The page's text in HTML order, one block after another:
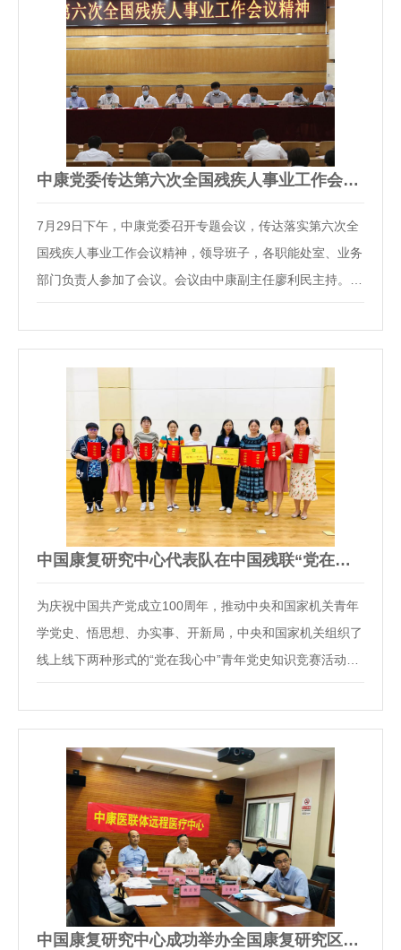
中康党委传达第六次全国残疾人事业工作会议精神
7月29日下午，中康党委召开专题会议，传达落实第六次全
国残疾人事业工作会议精神，领导班子，各职能处室、业务
部门负责人参加了会议。会议由中康副主任廖利民主持。会
六次全国残疾人事业工作会议基本情况。中康党委书记、主
中国康复研究中心代表队在中国残联“党在我心中”青年党史知…
为庆祝中国共产党成立100周年，推动中央和国家机关青年
学党史、悟思想、办实事、开新局，中央和国家机关组织了
线上线下两种形式的“党在我心中”青年党史知识竞赛活动。
中”青年党史知识大赛决赛，来自机关和直属单位的16支团
中国康复研究中心成功举办全国康复研究区域中心及示范基地建…